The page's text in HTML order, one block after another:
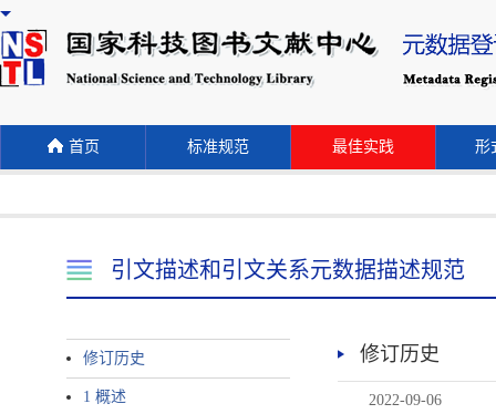
首页 标准规范 最佳实践 形
引文描述和引文关系元数据描述规范
修订历史
1 概述
修订历史
2022-09-06